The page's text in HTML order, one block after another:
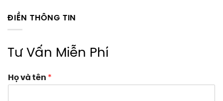
ĐIỀN THÔNG TIN
Tư Vấn Miễn Phí
Họ và tên *